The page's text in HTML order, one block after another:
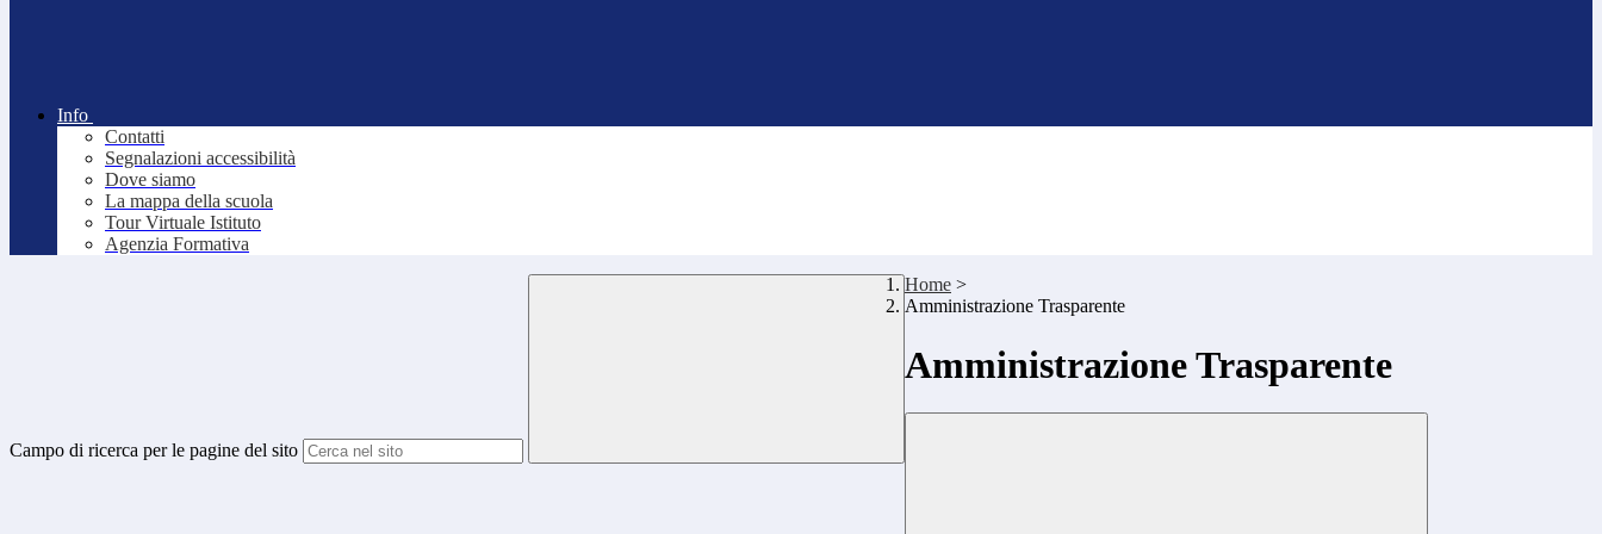
Info
Contatti
Segnalazioni accessibilità
Dove siamo
La mappa della scuola
Tour Virtuale Istituto
Agenzia Formativa
Campo di ricerca per le pagine del sito
Home >
Amministrazione Trasparente
Amministrazione Trasparente